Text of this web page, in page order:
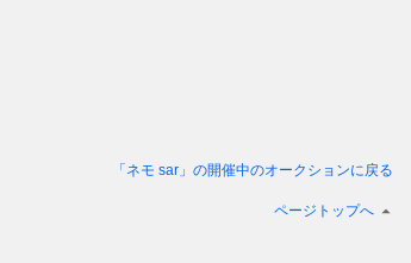
「ネモ sar」 の開催中のオークションに戻る
ページトップへ